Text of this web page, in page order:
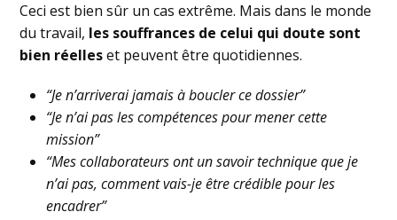
Ceci est bien sûr un cas extrême. Mais dans le monde
du travail, les souffrances de celui qui doute sont
bien réelleset peuvent être quotidiennes.
“Je n’arriverai jamais à boucler ce dossier”
“Je n’ai pas les compétences pour mener cette
mission”
“Mes collaborateurs ont un savoir technique que je
n’ai pas, comment vais-je être crédible pour les
encadrer”